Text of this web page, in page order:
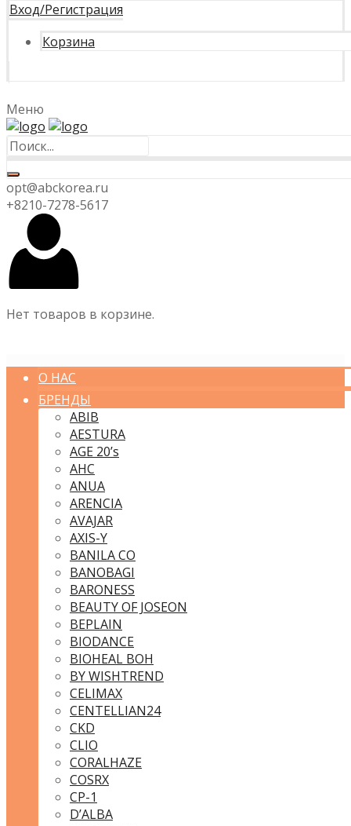
Вход/Регистрация
Корзина
Меню
opt@abckorea.ru
+8210-7278-5617
Нет товаров в корзине.
О НАС
БРЕНДЫ
ABIB
AESTURA
AGE 20’s
AHC
ANUA
ARENCIA
AVAJAR
AXIS-Y
BANILA CO
BANOBAGI
BARONESS
BEAUTY OF JOSEON
BEPLAIN
BIODANCE
BIOHEAL BOH
BY WISHTREND
CELIMAX
CENTELLIAN24
CKD
CLIO
CORALHAZE
COSRX
CP-1
D’ALBA